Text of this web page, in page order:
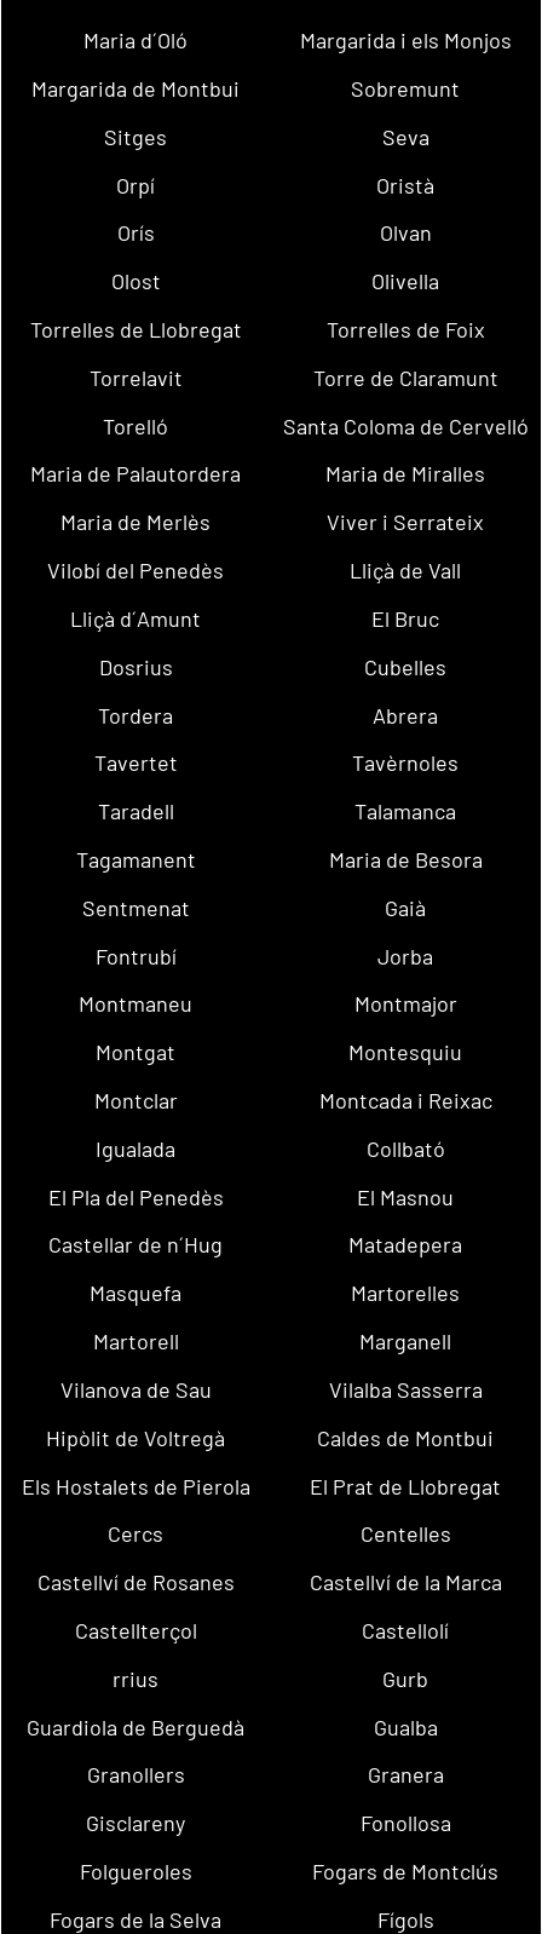
Maria d´Oló
Margarida i els Monjos
Margarida de Montbui
Sobremunt
Sitges
Seva
Orpí
Oristà
Orís
Olvan
Olost
Olivella
Torrelles de Llobregat
Torrelles de Foix
Torrelavit
Torre de Claramunt
Torelló
Santa Coloma de Cervelló
Maria de Palautordera
Maria de Miralles
Maria de Merlès
Viver i Serrateix
Vilobí del Penedès
Lliçà de Vall
Lliçà d´Amunt
El Bruc
Dosrius
Cubelles
Tordera
Abrera
Tavertet
Tavèrnoles
Taradell
Talamanca
Tagamanent
Maria de Besora
Sentmenat
Gaià
Fontrubí
Jorba
Montmaneu
Montmajor
Montgat
Montesquiu
Montclar
Montcada i Reixac
Igualada
Collbató
El Pla del Penedès
El Masnou
Castellar de n´Hug
Matadepera
Masquefa
Martorelles
Martorell
Marganell
Vilanova de Sau
Vilalba Sasserra
Hipòlit de Voltregà
Caldes de Montbui
Els Hostalets de Pierola
El Prat de Llobregat
Cercs
Centelles
Castellví de Rosanes
Castellví de la Marca
Castellterçol
Castellolí
rrius
Gurb
Guardiola de Berguedà
Gualba
Granollers
Granera
Gisclareny
Fonollosa
Folgueroles
Fogars de Montclús
Fogars de la Selva
Fígols